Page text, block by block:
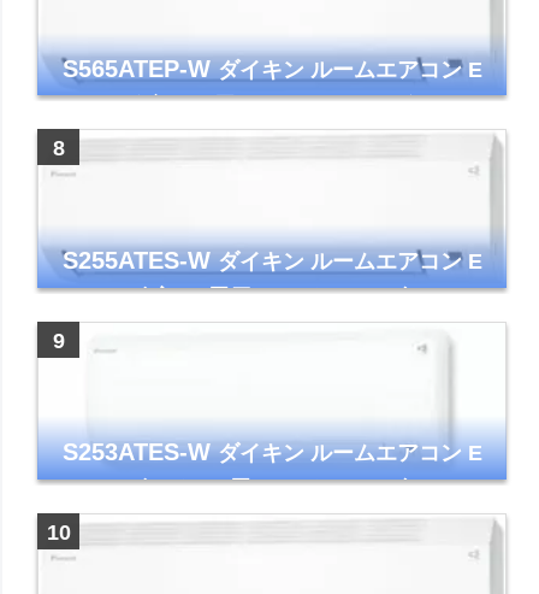
S565ATEP-Wダイキン ルームエアコン E
シリーズ 主に18畳用 ホワイト 2025年モデル
コンパクトモデル ストリーマ
S255ATES-Wダイキン ルームエアコン E
シリーズ 主に8畳用 ホワイト 2025年モデル
S253ATES-Wダイキン ルームエアコン E
シリーズ おもに8畳 ホワイト 2023年モデル
ストリーマ